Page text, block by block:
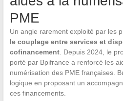
PME
Un angle rarement exploité par les
le couplage entre services et
cofinancement. Depuis 2024, le
porté par Bpifrance a renforcé les
numérisation des PME françaises.
logique en proposant un
ces financements.